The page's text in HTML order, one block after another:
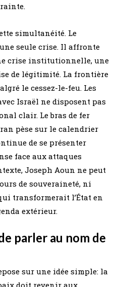
simultanéité. Le
seule crise. Il affronte
crise institutionnelle, une
de légitimité. La frontière
le cessez-le-feu. Les
Israël ne disposent pas
clair. Le bras de fer
pèse sur le calendrier
de se présenter
face aux attaques
Joseph Aoun ne peut
de souveraineté, ni
transformerait l’État en
extérieur.
parler au nom de
sur une idée simple: la
doit revenir aux